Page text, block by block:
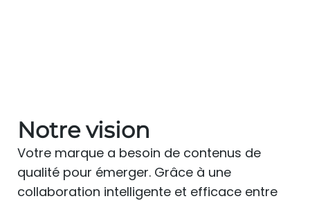
Notre vision
Votre marque a besoin de contenus de
qualité pour émerger. Grâce à une
collaboration intelligente et efficace entre